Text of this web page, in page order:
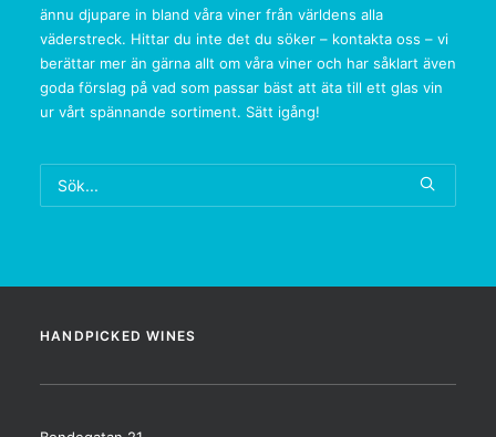
ännu djupare in bland våra viner från världens alla
väderstreck. Hittar du inte det du söker – kontakta oss – vi
berättar mer än gärna allt om våra viner och har såklart även
goda förslag på vad som passar bäst att äta till ett glas vin
ur vårt spännande sortiment. Sätt igång!
HANDPICKED WINES